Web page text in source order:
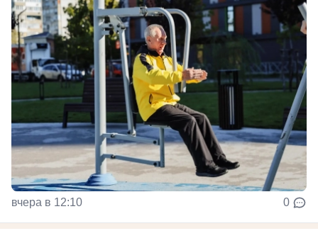
вчера в 12:10 0